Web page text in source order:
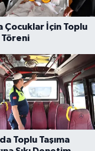
Çocuklar İçin Toplu
Toplu Taşıma